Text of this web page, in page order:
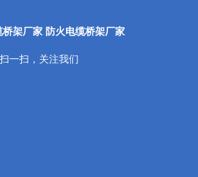
桥架厂家 防火电缆桥架厂家
扫一扫，关注我们